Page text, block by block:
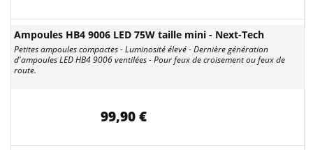
Ampoules HB4 9006 LED 75W taille mini - Next-Tech
Petites ampoules compactes - Luminosité élevé - Dernière génération
d'ampoules LED HB4 9006 ventilées - Pour feux de croisement ou feux de
route.
99,90 €